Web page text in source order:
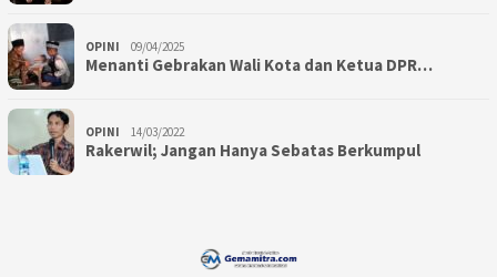
OPINI 09/04/2025
Menanti Gebrakan Wali Kota dan Ketua DPR…
OPINI 14/03/2022
Rakerwil; Jangan Hanya Sebatas Berkumpul